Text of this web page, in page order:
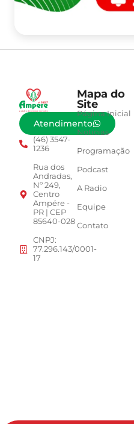
Atendimento
(46) 3547-
1236
Rua dos
Andradas,
Nº 249,
Centro
Ampére -
PR | CEP
85640-028
CNPJ:
77.296.143/0001-
17
Mapa do
Site
Página Inicial
Notícias
Programação
Podcast
A Radio
Equipe
Contato